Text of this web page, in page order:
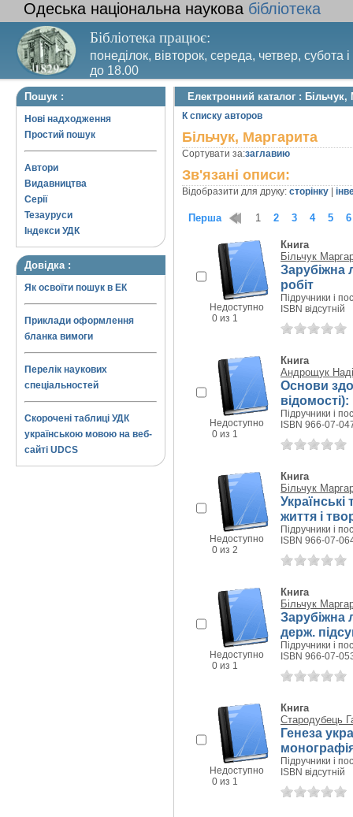
Одеська національна наукова бібліотека
Бібліотека працює:
понеділок, вівторок, середа, четвер, субота
до 18.00
Вихідний день – п’ятниця. Останній четвер
Пошук :
Нові надходження
Простий пошук
Автори
Видавництва
Серії
Тезауруси
Індекси УДК
Довідка :
Як освоїти пошук в ЕК
Приклади оформлення
бланка вимоги
Перелік наукових
спеціальностей
Скорочені таблиці УДК
українською мовою на веб-
сайті UDCS
Електронний каталог : Більчук,
К списку авторов
Більчук, Маргарита
Сортувати за:заглавию
Зв'язані описи:
Відобразити для друку: сторінку
Перша 1 2 3 4 5 6
Недоступно
0 из 1
Книга
Більчук
Зарубіжна
робіт
Підручники і
ISBN відсутній
Недоступно
0 из 1
Книга
Андрощук
Основи
Підручники і
ISBN 966-07-
Недоступно
0 из 2
Книга
Більчук
життя і
Підручники і
ISBN 966-07-
Недоступно
0 из 1
Книга
Більчук
Зарубіжна
держ.
Підручники і
ISBN 966-07-
Недоступно
0 из 1
Книга
Стародубець
Генеза
Підручники і
ISBN відсутній